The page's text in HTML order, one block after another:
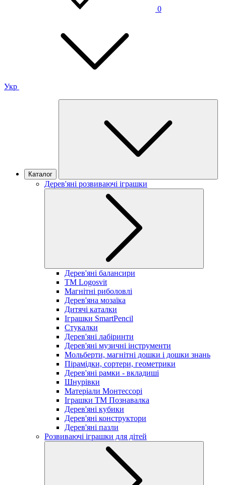
0
Укр
Каталог
Дерев'яні розвиваючі іграшки
Дерев'яні балансири
TM Logosvit
Магнітні риболовлі
Дерев'яна мозаїка
Дитячі каталки
Іграшки SmartPencil
Стукалки
Дерев'яні лабіринти
Дерев'яні музичні інструменти
Мольберти, магнітні дошки і дошки знань
Пірамідки, сортери, геометрики
Дерев'яні рамки - вкладиші
Шнурівки
Матеріали Монтессорі
Іграшки ТМ Познавалка
Дерев'яні кубики
Дерев'яні конструктори
Дерев'яні пазли
Розвиваючі іграшки для дітей